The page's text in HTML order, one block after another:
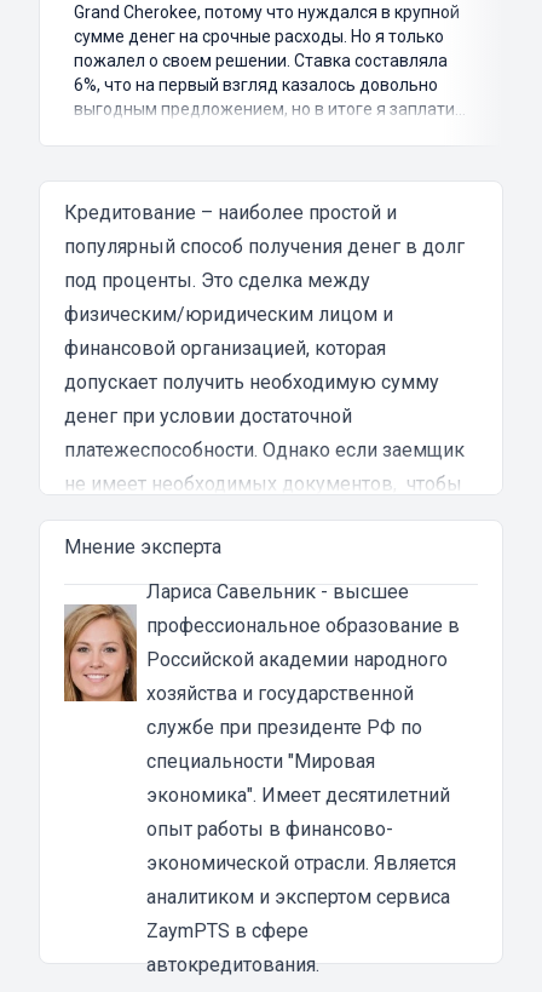
Grand Cherokee, потому что нуждался в крупной
сумме денег на срочные расходы. Но я только
пожалел о своем решении. Ставка составляла
6%, что на первый взгляд казалось довольно
выгодным предложением, но в итоге я заплатил
затянутым и занял много времени и усилий.
Никакого профессионализма и
Разочарование и раздражение - это все, что я
испытал в результате этого кредита...
Кредитование – наиболее простой и
популярный способ получения денег в долг
под проценты. Это сделка между
физическим/юридическим лицом и
финансовой организацией, которая
допускает получить необходимую сумму
денег при условии достаточной
платежеспособности. Однако если заемщик
не имеет необходимых документов, чтобы
доказать свою надежность, можно взять
кредит наличными, либо на карту под залог
автомобиля. Этот способ финансирования
имеет ряд особенностей и преимуществ,
которые нужно учитывать перед
оформлением договора.
Денежные займы под залог транспортного
средства в Ангарске
Все кредиты делятся по разным критериям,
включая специфику оформления, сроки
погашения и общую сумму. Если говорить о
займе под ТС, то такой вид кредитования
чаще всего оформляется на достаточно
ощутимую сумму и на длительное время.
Мнение эксперта
Лариса Савельник- высшее
профессиональное образование в
Российской академии народного
хозяйства и государственной
службе при президенте РФ по
специальности "Мировая
экономика". Имеет десятилетний
опыт работы в финансово-
экономической отрасли. Является
аналитиком и экспертом сервиса
ZaymPTS в сфере
автокредитования.